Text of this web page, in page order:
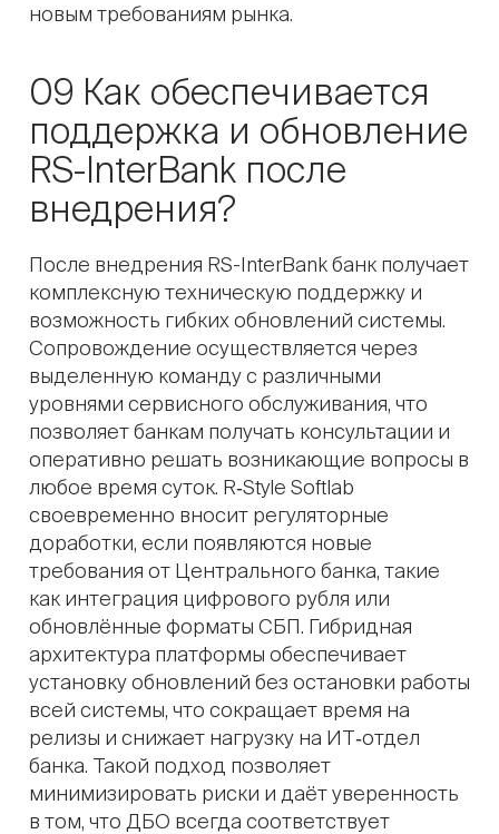
новым требованиям рынка.
09 Как обеспечивается
поддержка и обновление
RS-InterBank после
внедрения?
После внедрения RS-InterBank банк получает
комплексную техническую поддержку и
возможность гибких обновлений системы.
Сопровождение осуществляется через
выделенную команду с различными
уровнями сервисного обслуживания, что
позволяет банкам получать консультации и
оперативно решать возникающие вопросы в
любое время суток. R‑Style Softlab
своевременно вносит регуляторные
доработки, если появляются новые
требования от Центрального банка, такие
как интеграция цифрового рубля или
обновлённые форматы СБП. Гибридная
архитектура платформы обеспечивает
установку обновлений без остановки работы
всей системы, что сокращает время на
релизы и снижает нагрузку на ИТ‑отдел
банка. Такой подход позволяет
минимизировать риски и даёт уверенность
в том, что ДБО всегда соответствует